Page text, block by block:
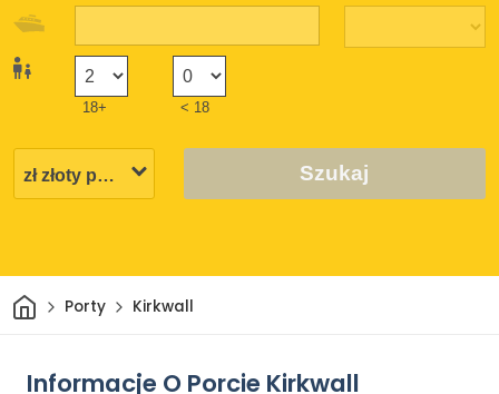
18+ < 18
Szukaj
DomPorty Kirkwall
Informacje O Porcie Kirkwall